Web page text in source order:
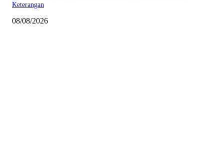
Keterangan
08/08/2026